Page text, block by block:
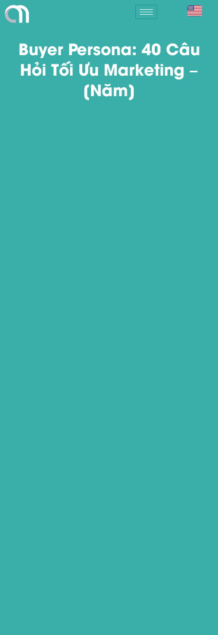
Buyer Persona: 40 Câu
Hỏi Tối Ưu Marketing –
[Năm]